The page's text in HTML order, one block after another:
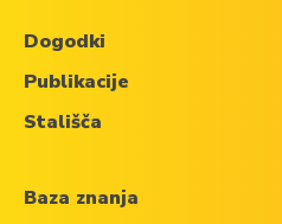
Dogodki
Publikacije
Stališča
Baza znanja